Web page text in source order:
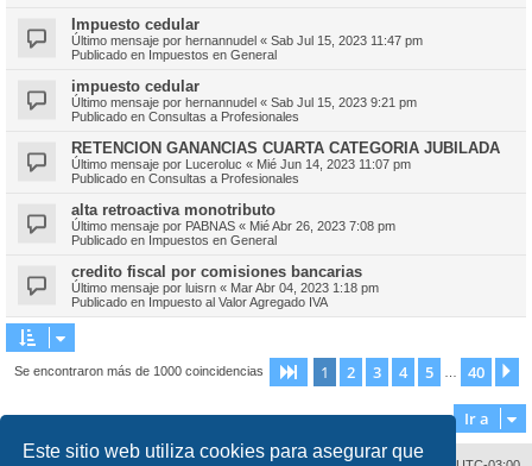
Este sitio web utiliza cookies para asegurar que
Impuesto cedular
Último mensaje por hernannudel « Sab Jul 15, 2023 11:47 pm
Publicado en Impuestos en General
impuesto cedular
Último mensaje por hernannudel « Sab Jul 15, 2023 9:21 pm
Publicado en Consultas a Profesionales
RETENCION GANANCIAS CUARTA CATEGORIA JUBILADA
Último mensaje por Luceroluc « Mié Jun 14, 2023 11:07 pm
Publicado en Consultas a Profesionales
alta retroactiva monotributo
Último mensaje por PABNAS « Mié Abr 26, 2023 7:08 pm
Publicado en Impuestos en General
credito fiscal por comisiones bancarias
Último mensaje por luisrn « Mar Abr 04, 2023 1:18 pm
Publicado en Impuesto al Valor Agregado IVA
Se encontraron más de 1000 coincidencias Página de 40
1 2 3 4 5 40
Ir a